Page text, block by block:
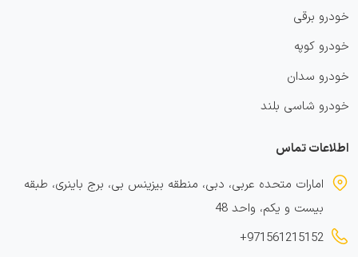
خودرو برقی
خودرو کوپه
خودرو سدان
خودرو شاسی بلند
اطلاعات تماس
امارات متحده عربی، دبی، منطقه بیزینس بی، برج باینری، طبقه
بیست و یکم، واحد 48
+971561215152